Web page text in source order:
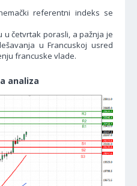
referentni indeks se
u četvrtak porasli, a pažnja je
u Francuskoj usred
francuske vlade.
analiza